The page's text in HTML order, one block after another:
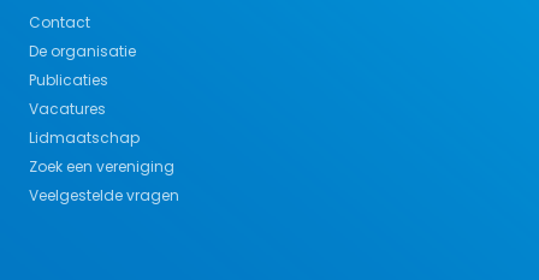
Contact
De organisatie
Publicaties
Vacatures
Lidmaatschap
Zoek een vereniging
Veelgestelde vragen